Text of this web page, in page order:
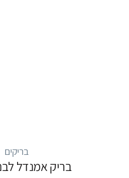
בריקים
בריק אמנדל